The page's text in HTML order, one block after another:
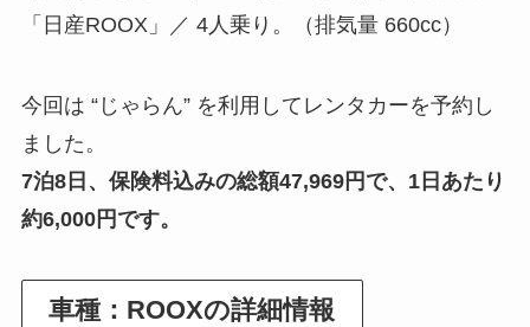
「日産ROOX」／ 4人乗り。（排気量 660cc）
今回は “じゃらん” を利用してレンタカーを予約し
ました。
7泊8日、保険料込みの総額47,969円で、1日あたり
約6,000円です。
車種： ROOXの詳細情報